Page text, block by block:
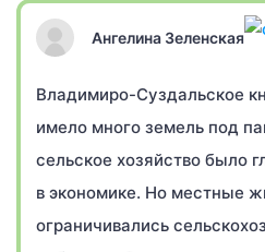
Ангелина Зеленская
Владимиро-Суздальское
имело много земель под
сельское хозяйство было
в экономике. Но местные
ограничивались